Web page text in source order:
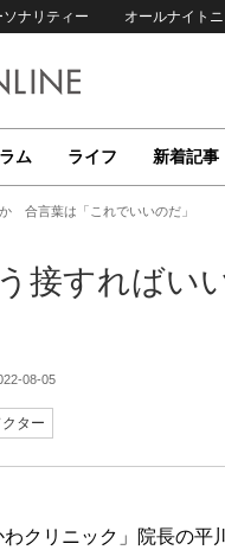
ナリティー オールナイト
ム ライフ 新着記事
合言葉は「これでいいのだ」
接すれば
08-05
ター
クリニック」院長の平